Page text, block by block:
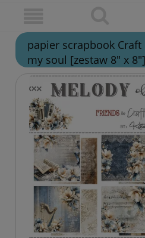
papier scrapbook
my soul [zestaw 8" x 8"]